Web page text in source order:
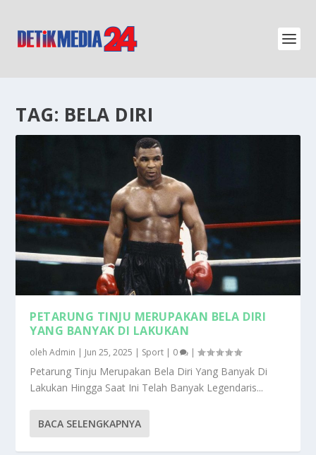
TAG: BELA DIRI
PETARUNG TINJU MERUPAKAN BELA DIRI
YANG BANYAK DI LAKUKAN
olehAdmin | Jun 25, 2025 | Sport | 0 |
Petarung Tinju Merupakan Bela Diri Yang Banyak Di
Lakukan Hingga Saat Ini Telah Banyak Legendaris...
BACA SELENGKAPNYA